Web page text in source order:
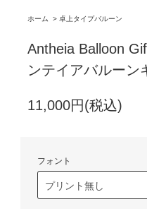
ホーム >卓上タイプバルーン
Antheia Balloon
ンテイアバルーン
11,000円(税込)
フォント